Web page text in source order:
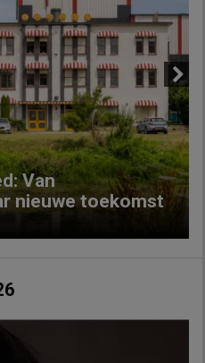
Van
nieuwe toekomst
Next